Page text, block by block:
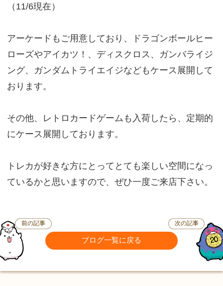
（11/6現在）
アーケードもご用意しており、ドラゴンボールヒー
ローズやアイカツ！、ディスクロス、ガンバライジ
ング、ガンダムトライエイジなどもケース展開して
おります。
その他、レトロカードゲームも入荷したら、定期的
にケース展開しております。
トレカが好きな方にとってとても楽しい空間になっ
ているかと思いますので、ぜひ一度ご来店下さい。
前の記事
ブログ一覧に戻る
次の記事